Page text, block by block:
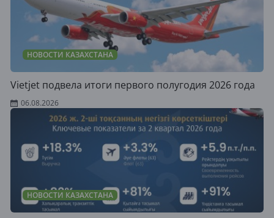
НОВОСТИ КАЗАХСТАНА
Vietjet подвела итоги первого полугодия 2026 года
06.08.2026
НОВОСТИ КАЗАХСТАНА